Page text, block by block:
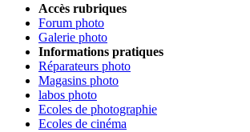
Accès rubriques
Forum photo
Galerie photo
Informations pratiques
Réparateurs photo
Magasins photo
labos photo
Ecoles de photographie
Ecoles de cinéma